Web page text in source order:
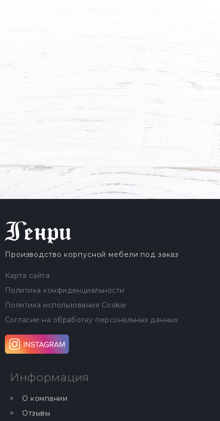
Производство корпусной мебели под заказ
Карта сайта
Политика конфиденциальности
Политика использования Cookie
Согласие на обработку персональных данных
Информация
О компании
Отзывы